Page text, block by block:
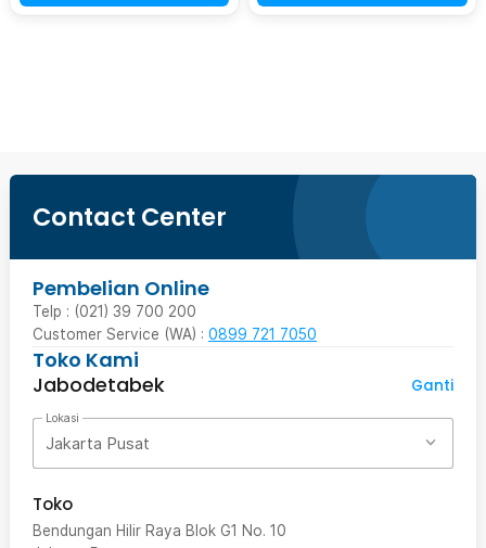
Contact Center
Pembelian Online
Telp : (021) 39 700 200
Customer Service (WA) : 0899 721 7050
Toko Kami
Jabodetabek
Ganti
Lokasi
Jakarta Pusat
Toko
Bendungan Hilir Raya Blok G1 No. 10